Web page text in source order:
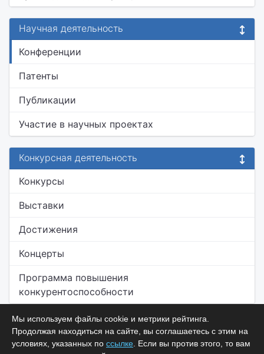
Научная деятельность
Конференции
Патенты
Публикации
Участие в научных проектах
Конкурсная деятельность
Конкурсы
Выставки
Достижения
Концерты
Программа повышения
конкурентоспособности
Мы используем файлы cookie и метрики рейтинга.
Продолжая находиться на сайте, вы соглашаетесь с этим на
условиях, указанных по ссылке . Если вы против этого, то вам